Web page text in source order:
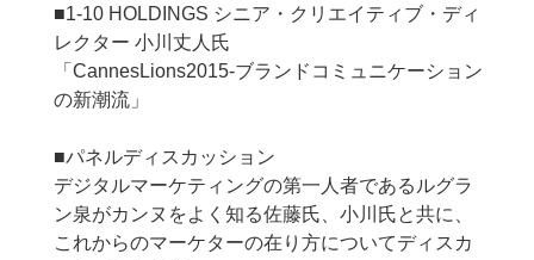
■1-10 HOLDINGS シニア・クリエイティブ・ディ
レクター 小川丈人氏
「CannesLions2015-ブランドコミュニケーション
の新潮流」
■パネルディスカッション
デジタルマーケティングの第一人者であるルグラ
ン泉がカンヌをよく知る佐藤氏、小川氏と共に、
これからのマーケターの在り方についてディスカ